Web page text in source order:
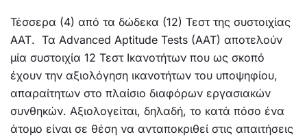
Τέσσερα (4) από τα δώδεκα (12) Τεστ της συστοιχίας
ΑΑΤ. Τα Advanced Aptitude Tests (AAT) αποτελούν
μία συστοιχία 12 Τεστ Ικανοτήτων που ως σκοπό
έχουν την αξιολόγηση ικανοτήτων του υποψηφίου,
απαραίτητων στο πλαίσιο διαφόρων εργασιακών
συνθηκών. Αξιολογείται, δηλαδή, το κατά πόσο ένα
άτομο είναι σε θέση να ανταποκριθεί στις απαιτήσεις